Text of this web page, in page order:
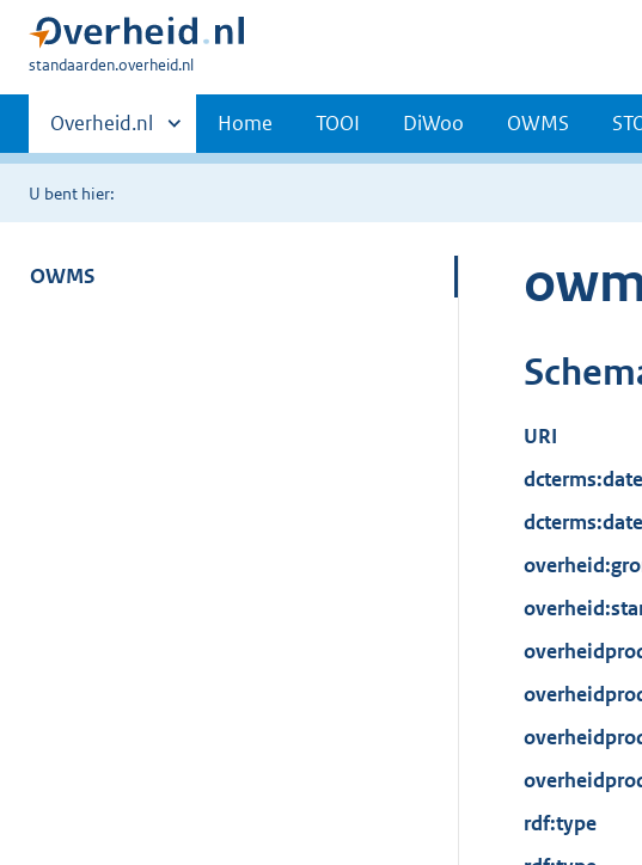
U
hier:
standaarden.overheid.nl
Primaire
navigatie
Andere
sites
binnen
Overheid.nl Home TOOI DiWoo OWMS
U bent hier:
OWMS
URI
dcterms:date
dcterms:date
rdf:type